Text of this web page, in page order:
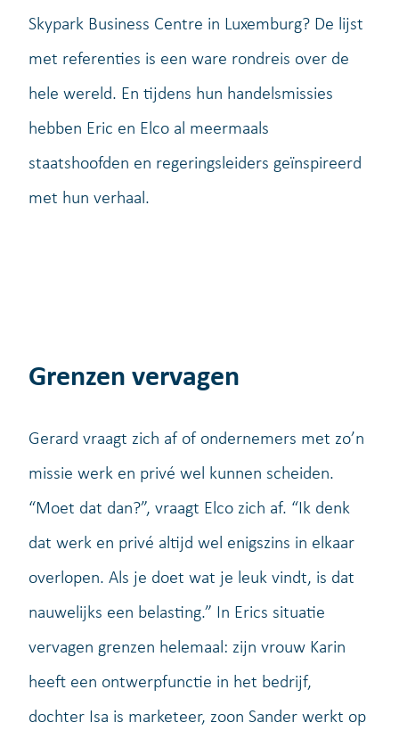
Skypark Business Centre in Luxemburg? De lijst
met referenties is een ware rondreis over de
hele wereld. En tijdens hun handelsmissies
hebben Eric en Elco al meermaals
staatshoofden en regeringsleiders geïnspireerd
met hun verhaal.
Grenzen vervagen
Gerard vraagt zich af of ondernemers met zo’n
missie werk en privé wel kunnen scheiden.
“Moet dat dan?”, vraagt Elco zich af. “Ik denk
dat werk en privé altijd wel enigszins in elkaar
overlopen. Als je doet wat je leuk vindt, is dat
nauwelijks een belasting.” In Erics situatie
vervagen grenzen helemaal: zijn vrouw Karin
heeft een ontwerpfunctie in het bedrijf,
dochter Isa is marketeer, zoon Sander werkt op